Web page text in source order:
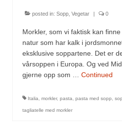
posted in: Sopp Vegetar | 0
Morkler, som vi faktisk kan
natur som har kalk i
eksklusive soppartene. Det er
vårsoppen i Europa. Og ved
gjerne opp som … Continued
Italia morkler, pasta pasta med sopp
tagliatelle med morkler